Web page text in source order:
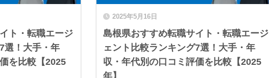
ト・転職エージ
選！大手・年
を比較【2025
2025年5月16日
島根県おすすめ転職サイト・転職エージ
ェント比較ランキング7選！大手・年
収・年代別の口コミ評価を比較【2025